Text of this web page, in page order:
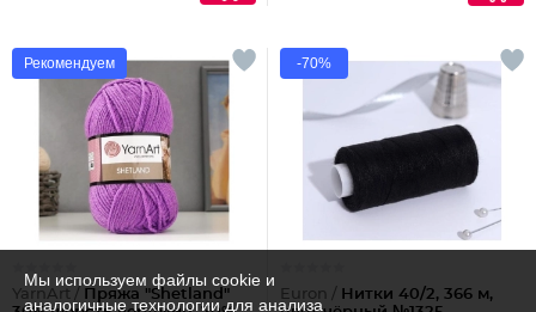
Рекомендуем
YarnArt / Пряжа "Shetland"
-70%
Euron / Нитки 40/2, 366 м,
Мы используем файлы cookie и
аналогичные технологии для анализа